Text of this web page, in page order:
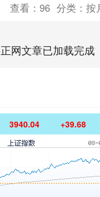
查看：96 分类：按
网文章已加载完成
3940.04 +39.68